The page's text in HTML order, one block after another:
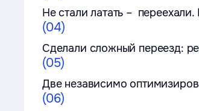
Не стали латать –
(04)
Сделали сложный переезд:
(05)
Две независимо
(06)